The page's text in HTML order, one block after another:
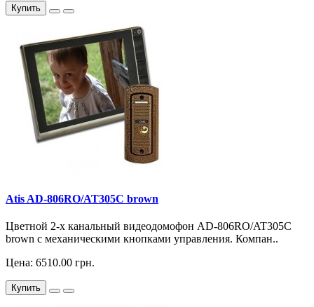
Купить
Atis AD-806RO/AT305C brown
Цветной 2-х канальный видеодомофон AD-806RO/AT305C
brown с механическими кнопками управления. Компан..
Цена: 6510.00 грн.
Купить